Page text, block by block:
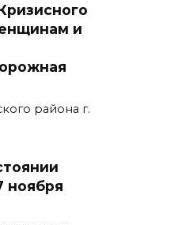
и
района г.
ноября